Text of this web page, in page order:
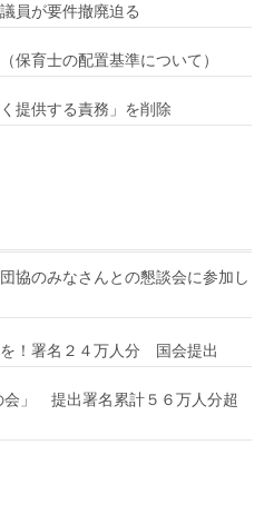
が要件撤廃迫る
育士の配置基準について）
提供する責務」を削除
協のみなさんとの懇談会に参加し
！署名２４万人分 国会提出
会」 提出署名累計５６万人分超